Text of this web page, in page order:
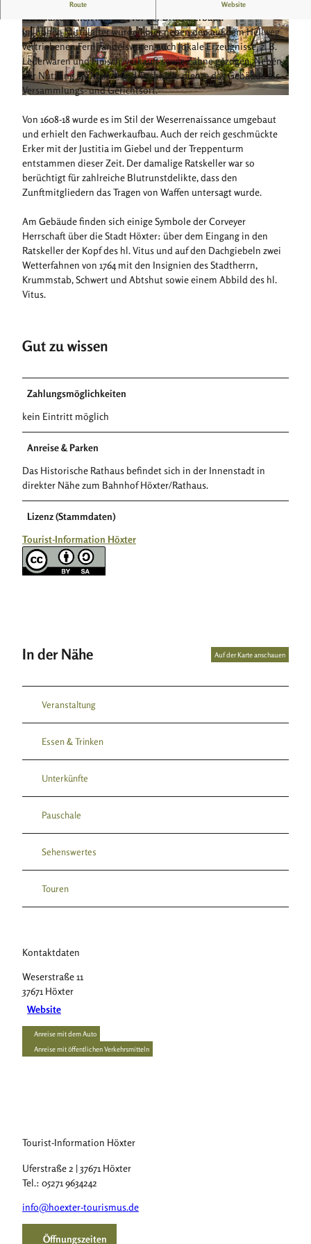
© ©Teutoburger Wald / Stadt Höxter / D. Ketz,
Dominik Ketz
© ©Teutoburger Wald / Stadt Höxter / D. Ketz,
Dominik Ketz
Route Website
mittelalterlichen Marktes vor der Brücke erbaut.
Im hohen Mittelalter wurden hier neben den auf dem Hellweg
vertriebenen Fernhandelswaren auch lokale Erzeugnisse, z. B.
Lederwaren und Fleisch, verkauft sowie Zähne gezogen. Neben
der Nutzung als Markt- und Tuchhalle diente das Gebäude als
Versammlungs- und Gerichtsort.
Von 1608-18 wurde es im Stil der Weserrenaissance umgebaut
und erhielt den Fachwerkaufbau. Auch der reich geschmückte
Erker mit der Justitia im Giebel und der Treppenturm
entstammen dieser Zeit. Der damalige Ratskeller war so
berüchtigt für zahlreiche Blutrunstdelikte, dass den
Zunftmitgliedern das Tragen von Waffen untersagt wurde.
Am Gebäude finden sich einige Symbole der Corveyer
Herrschaft über die Stadt Höxter: über dem Eingang in den
Ratskeller der Kopf des hl. Vitus und auf den Dachgiebeln zwei
Wetterfahnen von 1764 mit den Insignien des Stadtherrn,
Krummstab, Schwert und Abtshut sowie einem Abbild des hl.
Vitus.
Gut zu wissen
Zahlungsmöglichkeiten
kein Eintritt möglich
Anreise & Parken
Das Historische Rathaus befindet sich in der Innenstadt in
direkter Nähe zum Bahnhof Höxter/Rathaus.
Lizenz (Stammdaten)
Tourist-Information Höxter
In der Nähe Auf der Karte anschauen
Veranstaltung
Essen & Trinken
Unterkünfte
Pauschale
Sehenswertes
Touren
Kontaktdaten
Weserstraße 11
37671 Höxter
Website
Anreise mit dem Auto
Anreise mit öffentlichen Verkehrsmitteln
Tourist-Information Höxter
Uferstraße 2 | 37671 Höxter
Tel.: 05271 9634242
info@hoexter-tourismus.de
Öffnungszeiten